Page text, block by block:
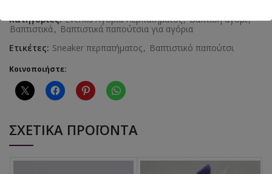
Κατηγορίες:Everkid Αγόρια Περπατήματος, Βάπτιση αγόρι,
Βαπτιστικά , Βαπτιστικά παπούτσια για αγόρια
Ετικέτες: Sneaker περπατήματος, Βαπτιστικό παπούτσι
Κοινοποιήστε:
ΣΧΕΤΙΚΆ ΠΡΟΪΌΝΤΑ